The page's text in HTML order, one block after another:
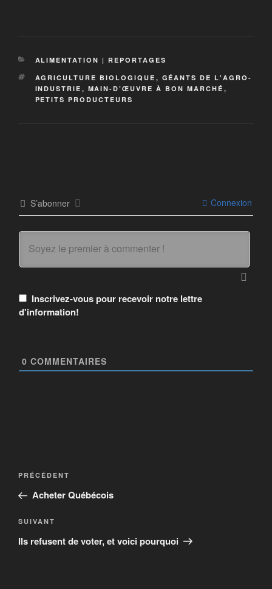
Le bio du Québec, on a raison d’en parler. QuébecBio
présente les bienfaits, garanties, produits,
producteurs et points de vente d’aliments biologiques
ALIMENTATION | REPORTAGES
AGRICULTURE BIOLOGIQUE , GÉANTS DE L'AGRO-
INDUSTRIE , MAIN-D’ŒUVRE À BON MARCHÉ ,
PETITS PRODUCTEURS
S’abonner Connexion
Inscrivez-vous pour recevoir notre lettre
d'information!
0 COMMENTAIRES
PRÉCÉDENT
Acheter Québécois
SUIVANT
Ils refusent de voter, et voici pourquoi